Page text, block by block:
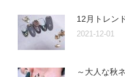
12月トレン
2021-12-01
～大人な秋